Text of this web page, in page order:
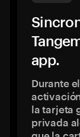
app.
Durante
la tarjeta
privada